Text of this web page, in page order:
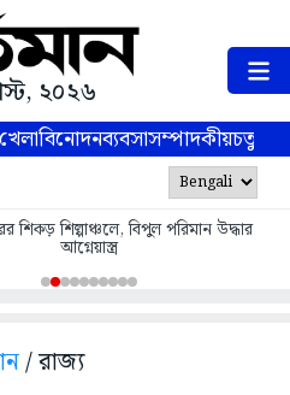
২০২৬
খেলাবিনোদনব্যবসাসম্পাদকীয়
শিকড় শিল্পাঞ্চলে, বিপুল পরিমান উদ্ধার
আগ্নেয়াস্ত্র
/ রাজ্য